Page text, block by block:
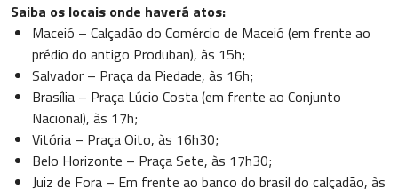
Saiba os locais onde haverá atos:
Maceió – Calçadão do Comércio de Maceió (em frente ao
prédio do antigo Produban), às 15h;
Salvador – Praça da Piedade, às 16h;
Brasília – Praça Lúcio Costa (em frente ao Conjunto
Nacional), às 17h;
Vitória – Praça Oito, às 16h30;
Belo Horizonte – Praça Sete, às 17h30;
Juiz de Fora – Em frente ao banco do brasil do calçadão, às